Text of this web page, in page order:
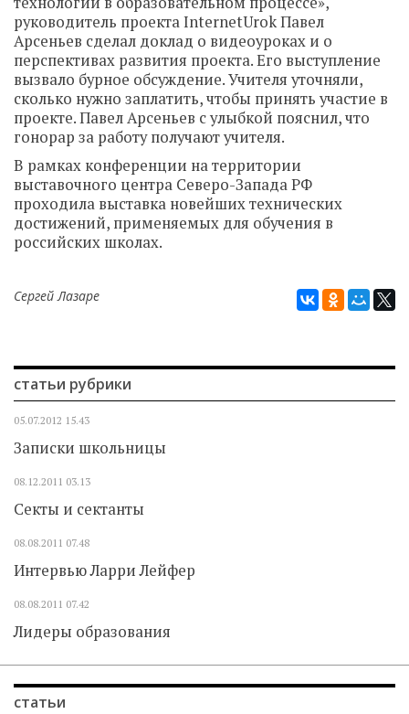
руководитель проекта InternetUrok Павел
Арсеньев сделал доклад о видеоуроках и о
перспективах развития проекта. Его выступление
вызвало бурное обсуждение. Учителя уточняли,
сколько нужно заплатить, чтобы принять участие в
проекте. Павел Арсеньев с улыбкой пояснил, что
гонорар за работу получают учителя.
В рамках конференции на территории
выставочного центра Северо-Запада РФ
проходила выставка новейших технических
достижений, применяемых для обучения в
российских школах.
Сергей Лазаре
статьи рубрики
05.07.2012 15.43
Записки школьницы
08.12.2011 03.13
Секты и сектанты
08.08.2011 07.48
Интервью Ларри Лейфер
08.08.2011 07.42
Лидеры образования
статьи